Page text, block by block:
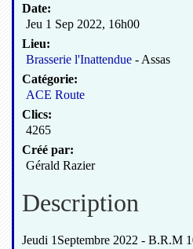
Date:
Jeu 1 Sep 2022, 16h00
Lieu:
Brasserie l'Inattendue - Assas
Catégorie:
ACE Route
Clics:
4265
Créé par:
Gérald Razier
Description
Jeudi 1Septembre 2022 - B.R.M